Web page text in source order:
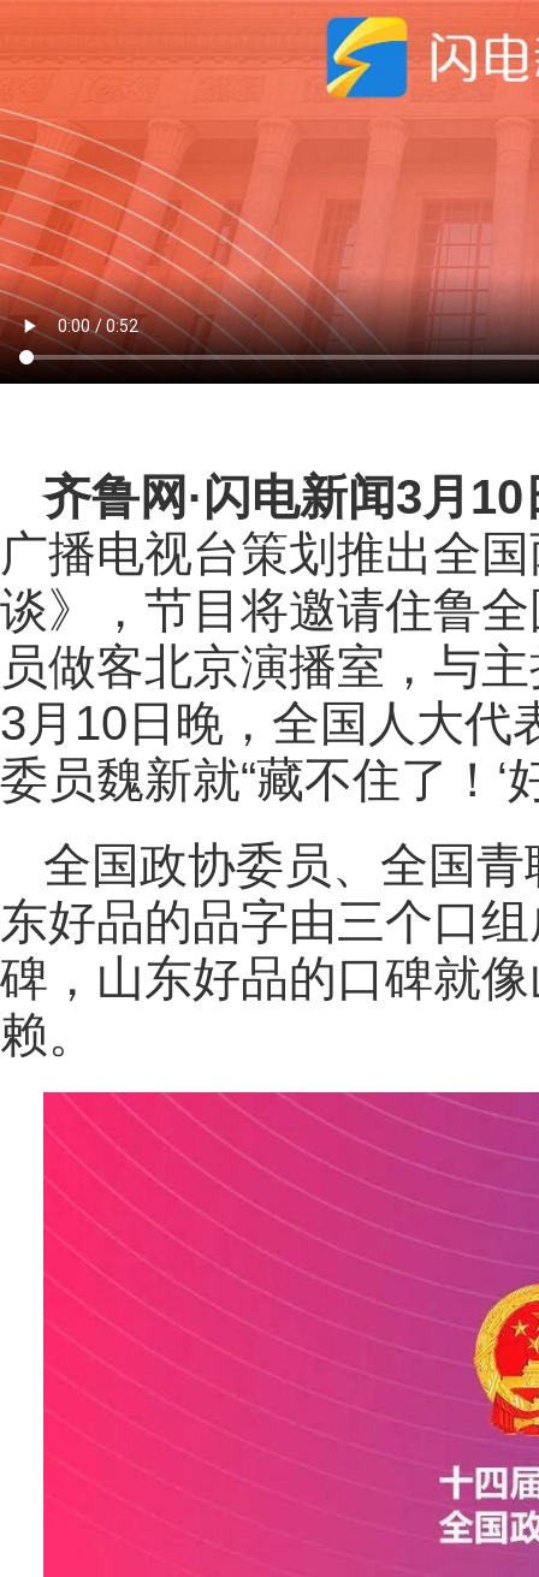
齐鲁网 ·闪电新闻3月10
广播电视台策划推出全
谈》，节目将邀请住鲁
员做客北京演播室，与
3月10日晚，全国人大代
委员魏新就“藏不住了！‘
全国政协委员、全国
东好品的品字由三个口
碑，山东好品的口碑就
赖。